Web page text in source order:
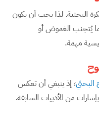
البحثية. لذا يجب أن يكون
يُتجنب الغموض أو
مهمة.
البحثي؛ إذ ينبغي أن تعكس
من الأدبيات السابقة.